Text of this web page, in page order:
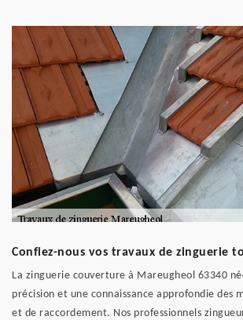
Confiez-nous vos travaux de zinguerie
La zinguerie couverture à Mareugheol 63340
précision et une connaissance approfondie des
et de raccordement. Nos professionnels